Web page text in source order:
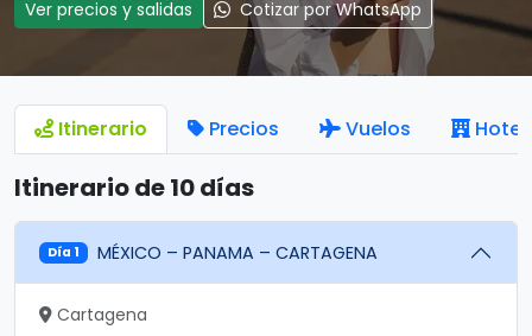
Ver precios y salidas Cotizar por WhatsApp
Itinerario Precios Vuelos
Itinerario de 10 días
Día 1 MÉXICO – PANAMA – CARTAGENA
Cartagena